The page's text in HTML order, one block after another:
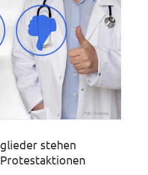
stehen